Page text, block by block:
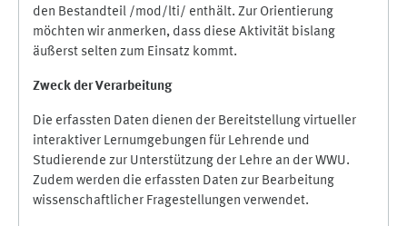
den Bestandteil /mod/lti/ enthält. Zur Orientierung
möchten wir anmerken, dass diese Aktivität bislang
äußerst selten zum Einsatz kommt.
Zweck der Verarbeitung
Die erfassten Daten dienen der Bereitstellung virtueller
interaktiver Lernumgebungen für Lehrende und
Studierende zur Unterstützung der Lehre an der WWU.
Zudem werden die erfassten Daten zur Bearbeitung
wissenschaftlicher Fragestellungen verwendet.